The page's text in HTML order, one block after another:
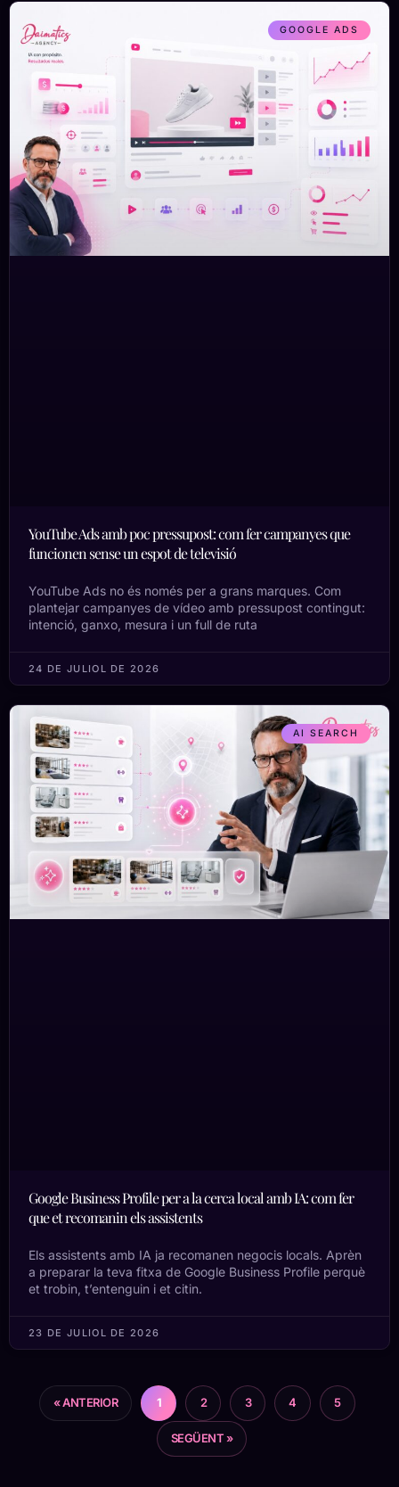
GOOGLE ADS
YouTube Ads amb poc pressupost: com fer campanyes que
funcionen sense un espot de televisió
YouTube Ads no és només per a grans marques. Com
plantejar campanyes de vídeo amb pressupost contingut:
intenció, ganxo, mesura i un full de ruta
24 DE JULIOL DE 2026
AI SEARCH
Google Business Profile per a la cerca local amb IA: com fer
que et recomanin els assistents
Els assistents amb IA ja recomanen negocis locals. Aprèn
a preparar la teva fitxa de Google Business Profile perquè
et trobin, t’entenguin i et citin.
23 DE JULIOL DE 2026
« ANTERIOR 1 2 3 4 5
SEGÜENT »